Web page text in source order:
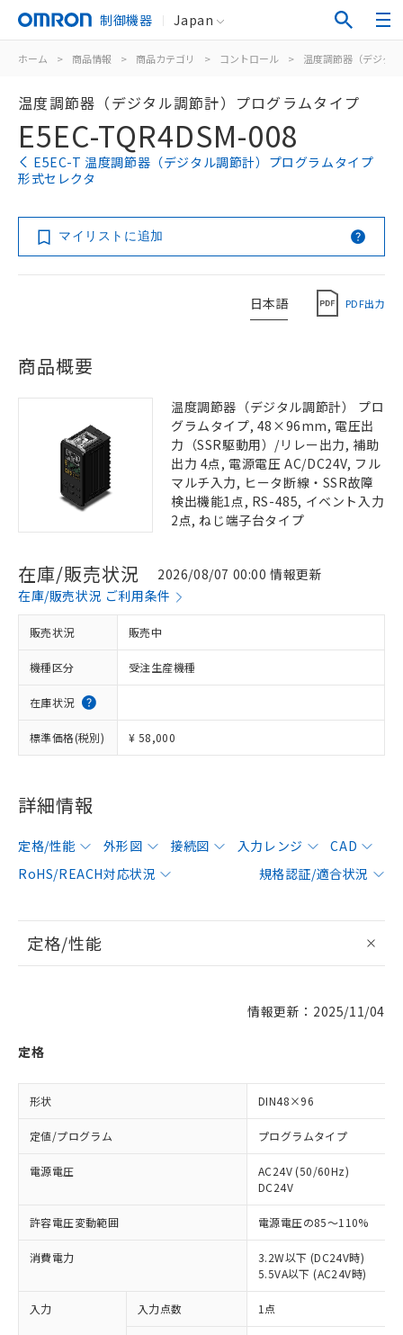
制御機器 Japan
ホーム > 商品情報 > 商品カテゴリ > コントロール > 温度調節器（デジタ
温度調節器（デジタル調節計）プログラムタイプ
E5EC-TQR4DSM-008
E5EC-T 温度調節器（デジタル調節計）プログラムタイプ
形式セレクタ
マイリストに追加
日本語 PDF出力
商品概要
温度調節器（デジタル調節計） プロ
グラムタイプ, 48×96mm, 電圧出
力（SSR駆動用）/リレー出力, 補助
出力 4点, 電源電圧 AC/DC24V, フル
マルチ入力, ヒータ断線・SSR故障
検出機能1点, RS-485, イベント入力
2点, ねじ端子台タイプ
在庫/販売状況
2026/08/07 00:00 情報更新
在庫/販売状況 ご利用条件
販売状況 販売中
機種区分 受注生産機種
在庫状況
標準価格(税別) ¥ 58,000
詳細情報
定格/性能 外形図 接続図 入力レンジ
CAD
RoHS/REACH対応状況
規格認証/適合状況
定格/性能
情報更新：2025/11/04
定格
形状 DIN48×96
定値/プログラム プログラムタイプ
電源電圧
AC24V (50/60Hz)
DC24V
許容電圧変動範囲 電源電圧の85～110%
消費電力
3.2W以下 (DC24V時)
5.5VA以下 (AC24V時)
入力 入力点数 1点